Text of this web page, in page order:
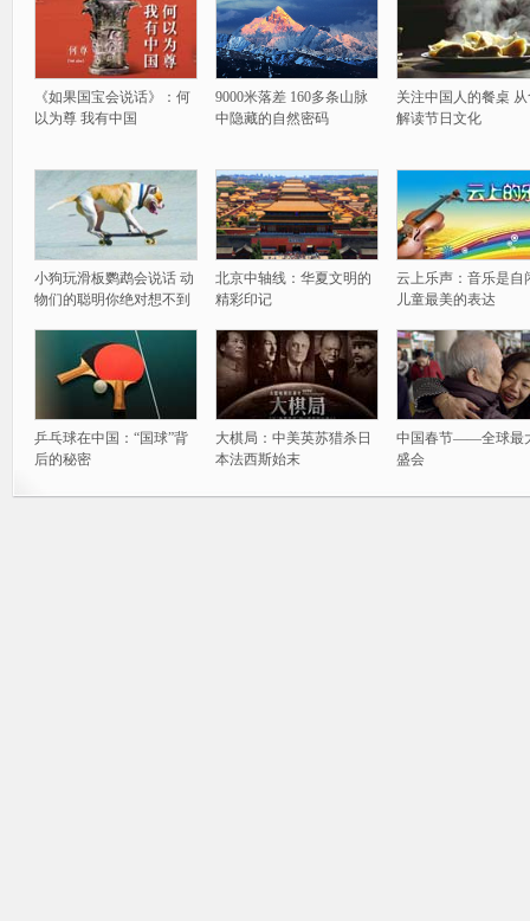
《如果国宝会说话》：何
以为尊 我有中国
9000米落差 160多条山脉
中隐藏的自然密码
关注中国人的餐桌
解读节日文化
小狗玩滑板鹦鹉会说话 动
物们的聪明你绝对想不到
北京中轴线：华夏文明的
精彩印记
云上乐声：音乐是自
儿童最美的表达
乒乓球在中国：“国球”背
后的秘密
大棋局：中美英苏猎杀日
本法西斯始末
中国春节——全球最
盛会